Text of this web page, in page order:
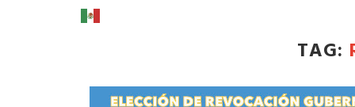
TAG: